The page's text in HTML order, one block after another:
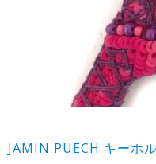
JAMIN PUECH キーホ